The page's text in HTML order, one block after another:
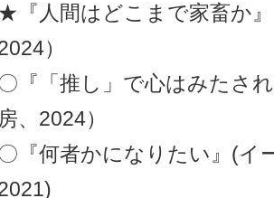
★『人間はどこまで家畜か
）
『「推し」で心はみたさ
房、2024）
『何者かになりたい』(イ